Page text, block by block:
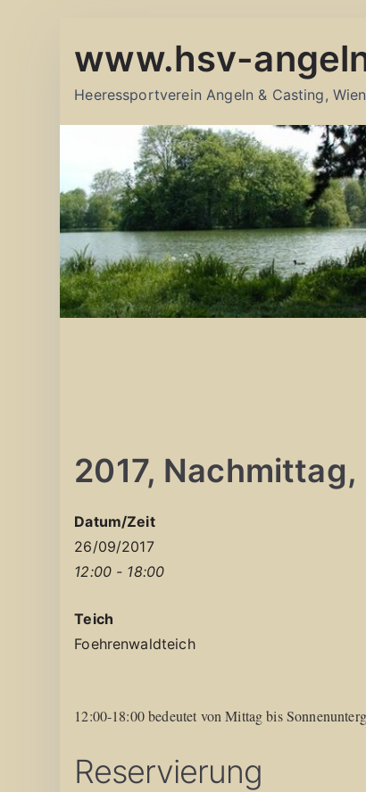
Inhalt
www.hsv-
Heeressportverein Angeln & Casting,
2017, Nachmittag,
Datum/Zeit
26/09/2017
12:00 - 18:00
Teich
Foehrenwaldteich
12:00-18:00 bedeutet von Mittag bis
Reservierung